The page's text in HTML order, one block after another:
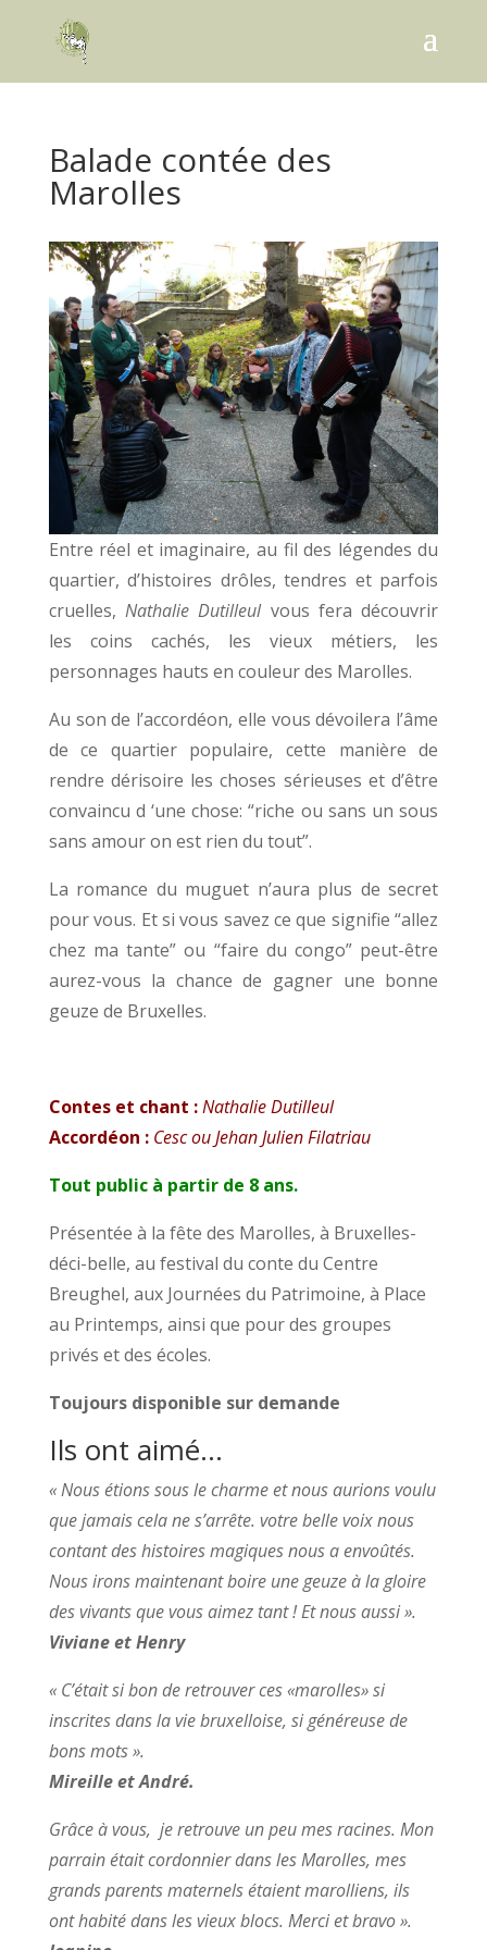
Balade contée des
Marolles
Entre réel et imaginaire, au fil des légendes du
quartier, d’histoires drôles, tendres et parfois
cruelles,Nathalie Dutilleulvous fera découvrir
les coins cachés, les vieux métiers, les
personnages hauts en couleur des Marolles.
Au son de l’accordéon, elle vous dévoilera l’âme
de ce quartier populaire, cette manière de
rendre dérisoire les choses sérieuses et d’être
convaincu d ‘une chose: “riche ou sans un sous
sans amour on est rien du tout”.
La romance du muguet n’aura plus de secret
pour vous. Et si vous savez ce que signifie “allez
chez ma tante” ou “faire du congo” peut-être
aurez-vous la chance de gagner une bonne
geuze de Bruxelles.
Contes et chant :NathalieDutilleul
Accordéon : Cesc ou Jehan Julien Filatriau
Tout public à partir de 8 ans.
Présentée à la fête des Marolles, à Bruxelles-
déci-belle, au festival du conte du Centre
Breughel, aux Journées du Patrimoine, à Place
au Printemps, ainsi que pour des groupes
privés et des écoles.
Toujours disponible sur demande
Ils ont aimé…
« Nous étions sous le charme et nous aurions voulu
que jamais cela ne s’arrête. votre belle voix nous
contant des histoires magiques nous a envoûtés.
Nous irons maintenant boire une geuze à la gloire
des vivants que vous aimez tant ! Et nous aussi ».
Viviane et Henry
« C’était si bon de retrouver ces «marolles» si
inscrites dans la vie bruxelloise, si généreuse de
bons mots ».
Mireille et André.
Grâce à vous, je retrouve un peu mes racines. Mon
parrain était cordonnier dans les Marolles, mes
grands parents maternels étaient marolliens, ils
ont habité dans les vieux blocs. Merci et bravo ».